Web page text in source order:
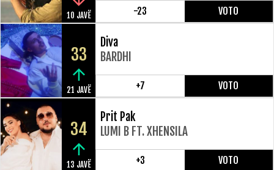
10 JAVË -23 VOTO
33
21 JAVË
Diva
BARDHI
+7 VOTO
34
13 JAVË
Prit Pak
LUMI B FT. XHENSILA
+3 VOTO